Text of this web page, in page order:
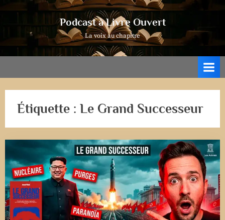
Podcast à Livre Ouvert
La voix au chapitre
Étiquette : Le Grand Successeur